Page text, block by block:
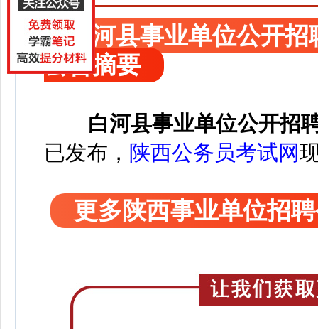
白河县事业单位公开
公告摘要
白河县事业单位公开招
已发布， 陕西公务员考试网
更多陕西事业单位招